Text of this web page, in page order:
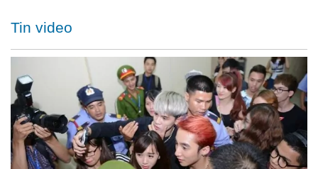
Tin video